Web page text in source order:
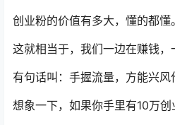
创业粉的价值有多大，懂的都懂。
这就相当于，我们一边在赚钱，
有句话叫：手握流量，方能兴风
想象一下，如果你手里有10万